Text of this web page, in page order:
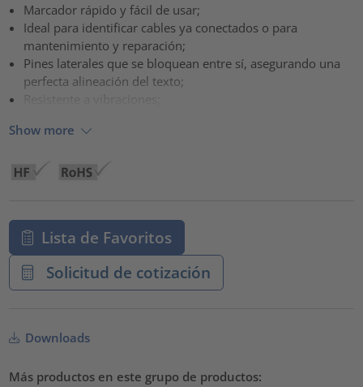
Marcador rápido y fácil de usar;
Ideal para identificar cables ya conectados o para
mantenimiento y reparación;
Pines laterales que se bloquean entre sí, asegurando una
perfecta alineación del texto;
Show more
Lista de Favoritos
Solicitud de cotización
Downloads
Más productos en este grupo de productos: